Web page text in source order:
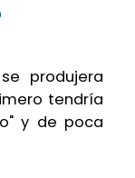
produjera
tendría
y de poca